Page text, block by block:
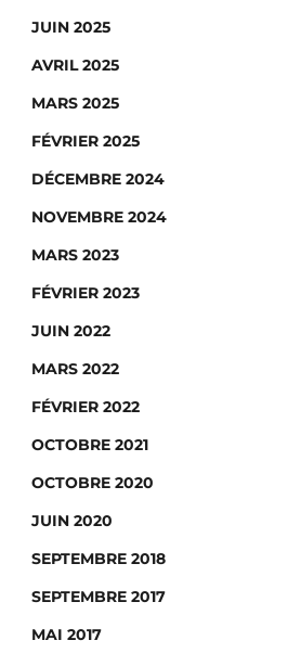
JUIN 2025
AVRIL 2025
MARS 2025
FÉVRIER 2025
DÉCEMBRE 2024
NOVEMBRE 2024
MARS 2023
FÉVRIER 2023
JUIN 2022
MARS 2022
FÉVRIER 2022
OCTOBRE 2021
OCTOBRE 2020
JUIN 2020
SEPTEMBRE 2018
SEPTEMBRE 2017
MAI 2017